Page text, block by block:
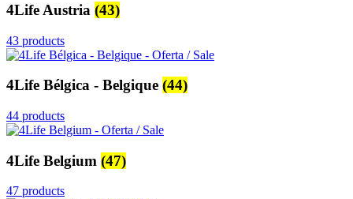
4Life Austria (43)
43 products
4Life Bélgica - Belgique (44)
44 products
4Life Belgium (47)
47 products